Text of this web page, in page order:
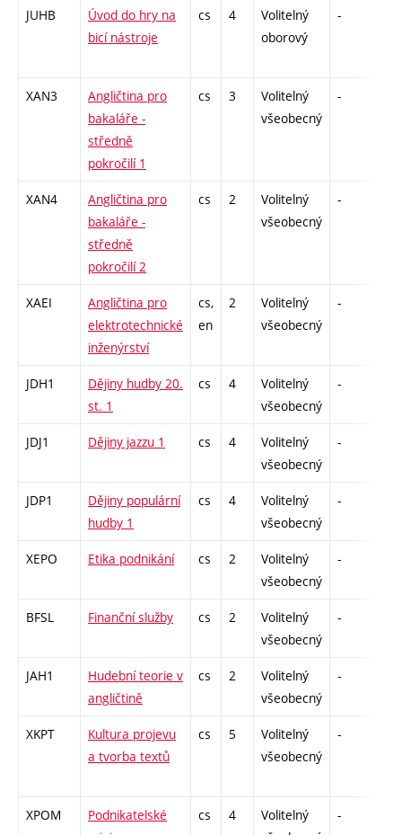
JUHB
Úvod do hry na
bicí nástroje
cs 4
Volitelný
oborový
-
XAN3
Angličtina pro
bakaláře -
středně
pokročilí 1
cs 3
Volitelný
všeobecný
-
XAN4
Angličtina pro
bakaláře -
středně
pokročilí 2
cs 2
Volitelný
všeobecný
-
XAEI
Angličtina pro
elektrotechnické
inženýrství
cs,
en
2
Volitelný
všeobecný
-
JDH1
Dějiny hudby 20.
st. 1
cs 4
Volitelný
všeobecný
-
JDJ1 Dějiny jazzu 1 cs 4
Volitelný
všeobecný
-
JDP1
Dějiny populární
hudby 1
cs 4
Volitelný
všeobecný
-
XEPO Etika podnikání cs 2
Volitelný
všeobecný
-
BFSL Finanční služby cs 2
Volitelný
všeobecný
-
JAH1
Hudební teorie v
angličtině
cs 2
Volitelný
všeobecný
-
XKPT
Kultura projevu
a tvorba textů
cs 5
Volitelný
všeobecný
-
XPOM
Podnikatelské
cs 4
Volitelný
-